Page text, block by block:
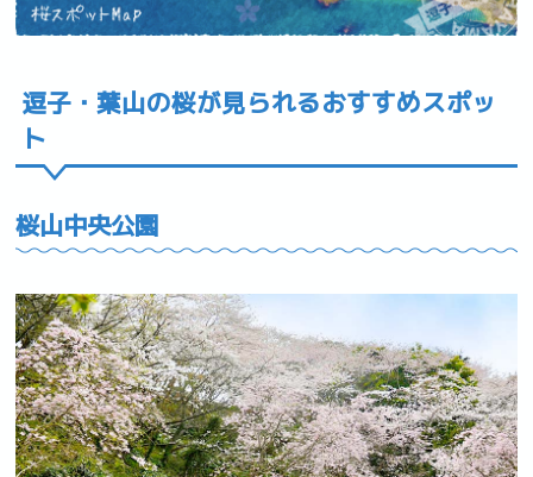
逗子・葉山の桜が見られるおすすめスポッ
ト
桜山中央公園